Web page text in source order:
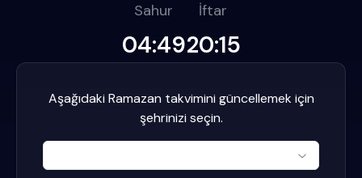
Sahur
04:49
İftar
20:15
Aşağıdaki Ramazan takvimini güncellemek için
şehrinizi seçin.